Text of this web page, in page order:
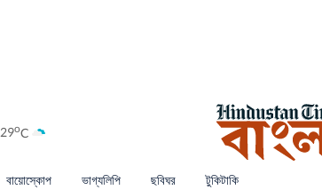
29oC
বায়োস্কোপ ভাগ্যলিপি ছবিঘর টুকিটাকি